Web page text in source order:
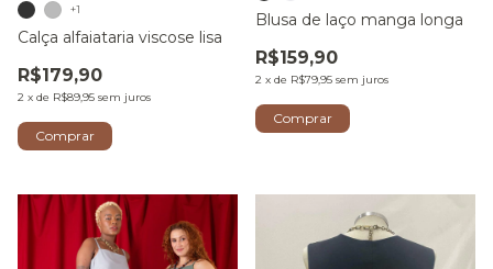
Calça alfaiataria viscose lisa
R$179,90
2 x de R$89,95 sem juros
+1
Comprar
Blusa de laço manga longa
R$159,90
2 x de R$79,95 sem juros
Comprar